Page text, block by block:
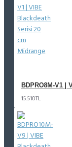
BDPRO8M-V1 |
15.510TL